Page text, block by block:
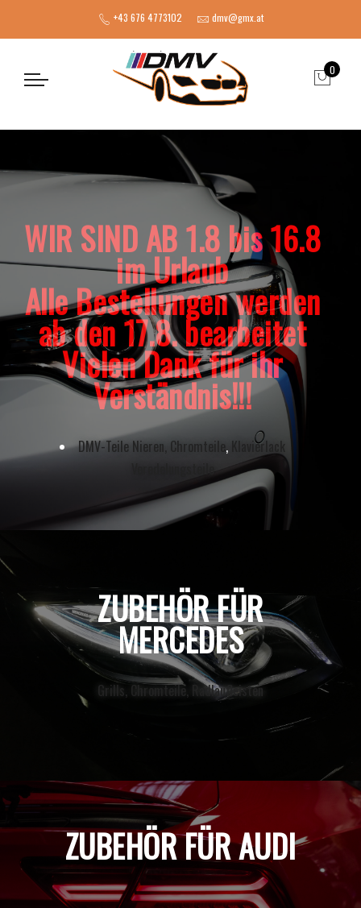
+43 676 4773102 dmv@gmx.at
0
WIR SIND AB 1.8 bis 16.8
im Urlaub
Alle Bestellungen werden
ab den 17.8. bearbeitet
Vielen Dank für ihr
Verständnis!!!
DMV-Teile Nieren, Chromteile, Klavierlack
Veredelungsteile
ZUBEHÖR FÜR
MERCEDES
Grills, Chromteile, Radlaufleisten
ZUBEHÖR FÜR AUDI